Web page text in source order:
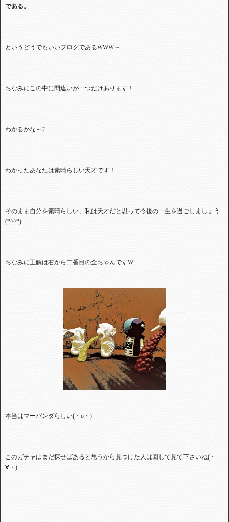
である。
というどうでもいいブログであるWWW～
ちなみにこの中に間違いが一つだけあります！
わかるかな～❔
わかったあなたは素晴らしい天才です！
そのまま自分を素晴らしい、私は天才だと思って今後の一生を過ごしましょう
(*^^*)
ちなみに正解は右から二番目の全ちゃんですW
本当はマーパンダらしい( ・ o ・ )
このガチャはまだ探せばあると思うから見つけた人は回して見て下さいね( ・
∀・ )